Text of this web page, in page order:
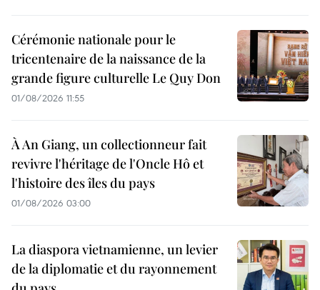
Cérémonie nationale pour le
tricentenaire de la naissance de la
grande figure culturelle Le Quy Don
01/08/2026 11:55
À An Giang, un collectionneur fait
revivre l'héritage de l'Oncle Hô et
l'histoire des îles du pays
01/08/2026 03:00
La diaspora vietnamienne, un levier
de la diplomatie et du rayonnement